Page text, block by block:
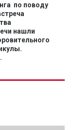
по поводу
нашли